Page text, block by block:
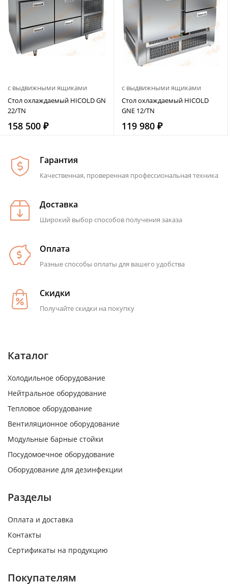
с выдвижными ящиками
Стол охлаждаемый HICOLD GN
22/TN
158 500 ₽
с выдвижными ящиками
Стол охлаждаемый HICOLD
GNE 12/TN
119 980 ₽
Гарантия
Качественная, проверенная профессиональная техника
Доставка
Широкий выбор способов получения заказа
Оплата
Разные способы оплаты для вашего удобства
Скидки
Получайте скидки на покупку
Каталог
Холодильное оборудование
Нейтральное оборудование
Тепловое оборудование
Вентиляционное оборудование
Модульные барные стойки
Посудомоечное оборудование
Оборудование для дезинфекции
Разделы
Оплата и доставка
Контакты
Сертификаты на продукцию
Покупателям